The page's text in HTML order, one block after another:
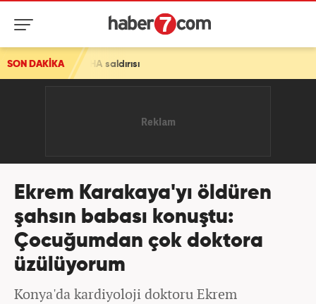
SON DAKİKA
Ekrem Karakaya'yı öldüren
şahsın babası konuştu:
Çocuğumdan çok doktora
üzülüyorum
Konya'da kardiyoloji doktoru Ekrem